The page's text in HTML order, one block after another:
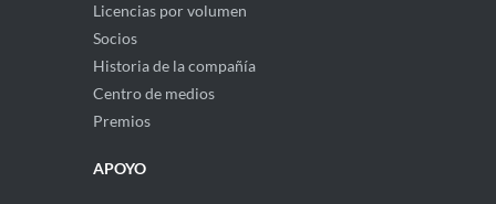
Licencias por volumen
Socios
Historia de la compañía
Centro de medios
Premios
APOYO